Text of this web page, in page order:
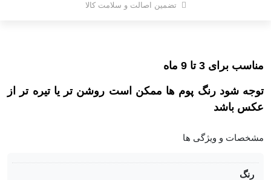
تضمین اصالت و سلامت کالا
مناسب برای 3 تا 9 ماه
توجه شود رنگ پوم ها ممکن است روشن تر یا تیره تر از
عکس باشد
مشخصات و ویژگی ها
رنگ